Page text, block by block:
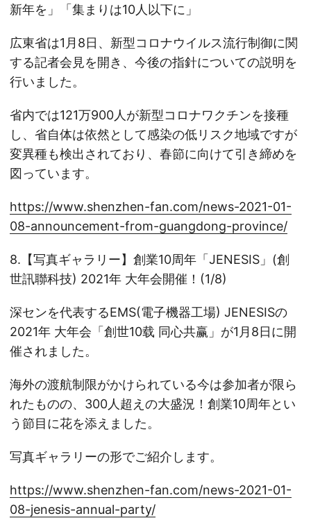
新年を」「集まりは10人以下に」
広東省は1月8日、新型コロナウイルス流行制御に関
する記者会見を開き、今後の指針についての説明を
行いました。
省内では121万900人が新型コロナワクチンを接種
し、省自体は依然として感染の低リスク地域ですが
変異種も検出されており、春節に向けて引き締めを
図っています。
https://www.shenzhen-fan.com/news-2021-01-
08-announcement-from-guangdong-province/
8.【写真ギャラリー】創業10周年「JENESIS」(創
世訊聯科技) 2021年 大年会開催！(1/8)
深センを代表するEMS(電子機器工場) JENESISの
2021年 大年会「創世10载 同心共赢」が1月8日に開
催されました。
海外の渡航制限がかけられている今は参加者が限ら
れたものの、300人超えの大盛況！創業10周年とい
う節目に花を添えました。
写真ギャラリーの形でご紹介します。
https://www.shenzhen-fan.com/news-2021-01-
08-jenesis-annual-party/